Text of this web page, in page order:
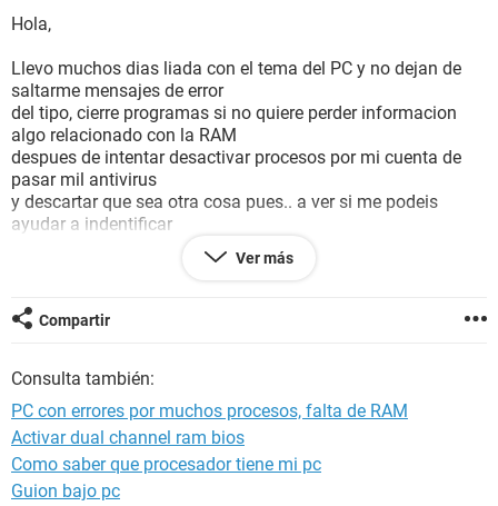
Hola,
Llevo muchos dias liada con el tema del PC y no dejan de
saltarme mensajes de error
del tipo, cierre programas si no quiere perder informacion
algo relacionado con la RAM
despues de intentar desactivar procesos por mi cuenta de
pasar mil antivirus
y descartar que sea otra cosa pues.. a ver si me podeis
ayudar a indentificar
los procesos que puedo desactivar sin miedo a hacer un
https://imageshack.com/
Gracias de antemano, saludos.
Ver más
Compartir
Consulta también:
PC con errores por muchos procesos, falta de RAM
Activar dual channel ram bios
Como saber que procesador tiene mi pc
Guion bajo pc